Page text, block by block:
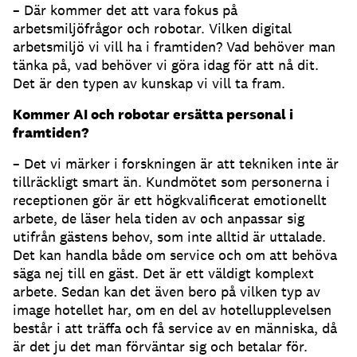
– Där kommer det att vara fokus på
arbetsmiljöfrågor och robotar. Vilken digital
arbetsmiljö vi vill ha i framtiden? Vad behöver man
tänka på, vad behöver vi göra idag för att nå dit.
Det är den typen av kunskap vi vill ta fram.
Kommer AI och robotar ersätta personal i
framtiden?
– Det vi märker i forskningen är att tekniken inte är
tillräckligt smart än. Kundmötet som personerna i
receptionen gör är ett högkvalificerat emotionellt
arbete, de läser hela tiden av och anpassar sig
utifrån gästens behov, som inte alltid är uttalade.
Det kan handla både om service och om att behöva
säga nej till en gäst. Det är ett väldigt komplext
arbete. Sedan kan det även bero på vilken typ av
image hotellet har, om en del av hotellupplevelsen
består i att träffa och få service av en människa, då
är det ju det man förväntar sig och betalar för.